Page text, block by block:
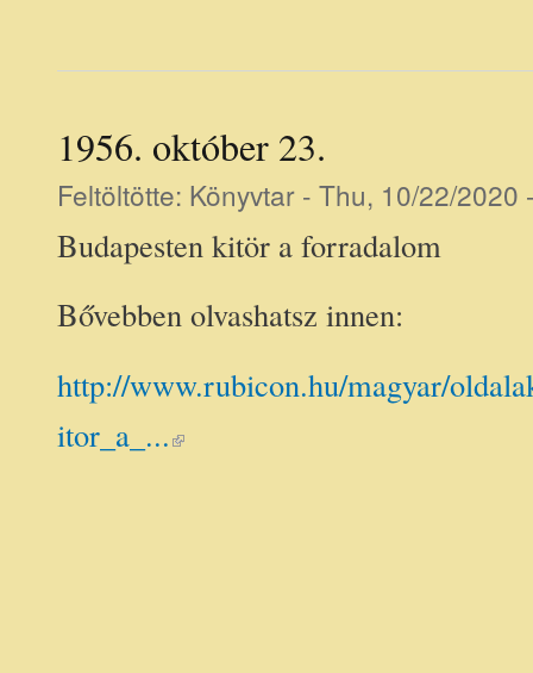
1956. október 23.
Feltöltötte: Könyvtar - Thu, 10/22/2020
Budapesten kitör a forradalom
Bővebben olvashatsz innen:
http://www.rubicon.hu/magyar/
itor_a_...